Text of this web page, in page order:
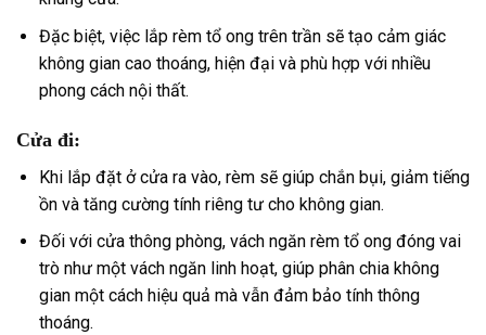
Đặc biệt, việc lắp rèm tổ ong trên trần sẽ tạo cảm giác
không gian cao thoáng, hiện đại và phù hợp với nhiều
phong cách nội thất.
Cửa đi:
Khi lắp đặt ở cửa ra vào, rèm sẽ giúp chắn bụi, giảm tiếng
ồn và tăng cường tính riêng tư cho không gian.
Đối với cửa thông phòng, vách ngăn rèm tổ ong đóng vai
trò như một vách ngăn linh hoạt, giúp phân chia không
gian một cách hiệu quả mà vẫn đảm bảo tính thông
thoáng.